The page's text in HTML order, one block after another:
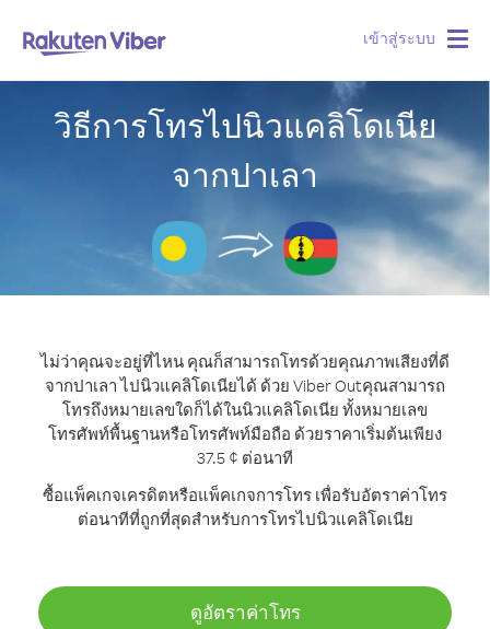
เข้าสู่ระบบ
วิธีการโทรไปนิวแคลิโดเนีย
จากปาเลา
ไม่ว่าคุณจะอยู่ที่ไหน คุณก็สามารถโทรด้วยคุณภาพเสียงที่ดี
จากปาเลา ไปนิวแคลิโดเนียได้ ด้วย Viber Outคุณสามารถ
โทรถึงหมายเลขใดก็ได้ในนิวแคลิโดเนีย ทั้งหมายเลข
โทรศัพท์พื้นฐานหรือโทรศัพท์มือถือ ด้วยราคาเริ่มต้นเพียง
37.5 ¢ ต่อนาที
ซื้อแพ็คเกจเครดิตหรือแพ็คเกจการโทร เพื่อรับอัตราค่าโทร
ต่อนาทีที่ถูกที่สุดสำหรับการโทรไปนิวแคลิโดเนีย
ดูอัตราค่าโทร